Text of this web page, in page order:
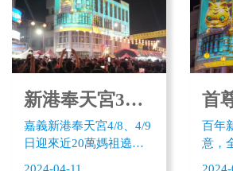
探索利用最先進的AI技
術，包括ChatGPT AI寫
文案、剪映AI剪影片、
Canva設計DM海報，創
宣傳素材。 搞懂打通行
速的自媒體短影音創
作，為品牌說故事，為
自己的品牌產品宣傳打
新港奉天宮3D虎爺迎賓 近20萬信眾體驗嘉義宮廟文化科技
嘉義新港奉天宮4/8、4/9
日迎來近20萬媽祖遶境
2024-04-11
百年
意，